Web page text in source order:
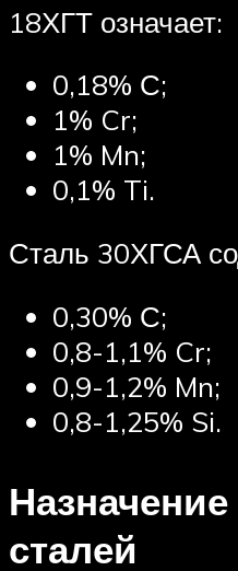
18ХГТ означает:
0,18% С;
1% Cr;
1% Mn;
0,1% Ti.
Сталь 30ХГСА
0,30% С;
0,8-1,1% Cr;
0,9-1,2% Mn;
0,8-1,25% Si.
сталей